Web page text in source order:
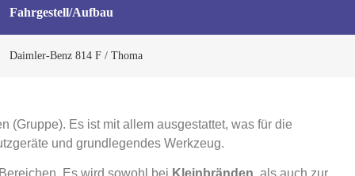
Fahrgestell/Aufbau
Daimler-Benz 814 F / Thoma
(Gruppe). Es ist mit allem ausgestattet, was für die
und grundlegendes Werkzeug.